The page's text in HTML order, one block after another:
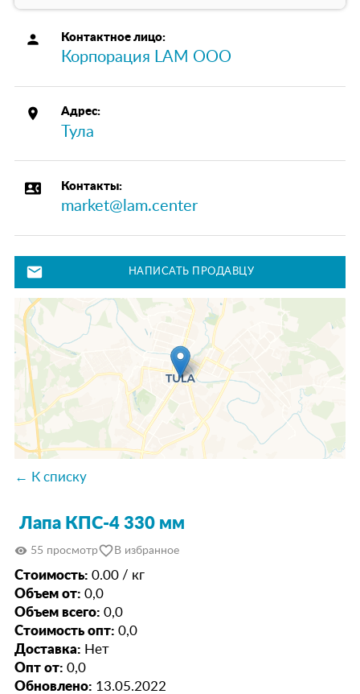
person Контактное лицо:
Корпорация LAM ООО
place Адрес:
Тула
contact_phone Контакты:
market@lam.center
mail НАПИСАТЬ ПРОДАВЦУ
← К списку
Лапа КПС-4 330 мм
visibility 55 просмотрfavorite_border В избранное
Стоимость: 0.00 / кг
Объем от: 0,0
Объем всего: 0,0
Стоимость опт: 0,0
Доставка: Нет
Опт от: 0,0
Обновлено: 13.05.2022